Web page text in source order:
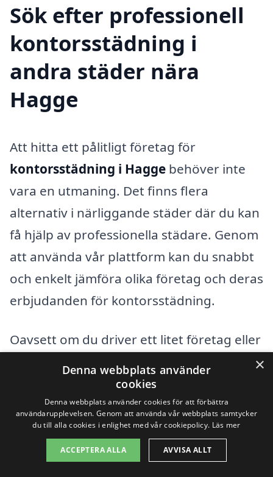
Sök efter professionell
kontorsstädning i
andra städer nära
Hagge
Att hitta ett pålitligt företag för
kontorsstädning i Hagge behöver inte
vara en utmaning. Det finns flera
alternativ i närliggande städer där du kan
få hjälp av professionella städare. Genom
att använda vår plattform kan du snabbt
och enkelt jämföra olika företag och deras
erbjudanden för kontorsstädning.
Oavsett om du driver ett litet företag eller
arbetar på en större kontorsplats, är det
viktigt att ha en ren och välskött
arbetsmiljö. Kristallklara ytor och en
fräsch atmosfär bidrar till ökad
produktivitet och trivsel bland de
×
Denna webbplats använder
cookies
Denna webbplats använder cookies för att förbättra
användarupplevelsen. Genom att använda vår webbplats samtycker
du till alla cookies i enlighet med vår cookiepolicy. Läs mer
ACCEPTERA ALLA AVVISA ALLT